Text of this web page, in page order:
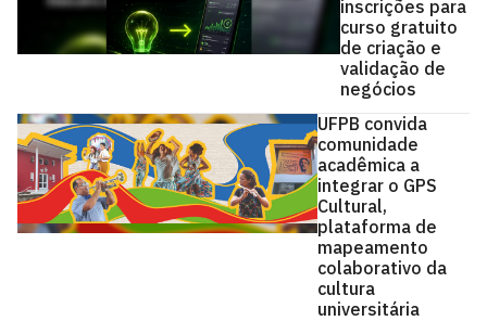
inscrições para
curso gratuito
de criação e
validação de
negócios
UFPB convida
comunidade
acadêmica a
integrar o GPS
Cultural,
plataforma de
mapeamento
colaborativo da
cultura
universitária